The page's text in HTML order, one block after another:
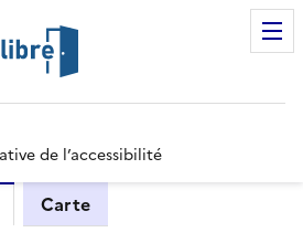
de l’accessibilité
Carte